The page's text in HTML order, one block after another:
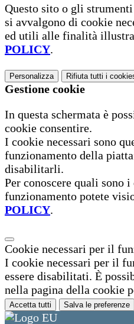
Questo sito o gli
si avvalgono di cookie
ed utili alle finalità
POLICY.
Personalizza Rifiuta tutti i
Gestione cookie
In questa schermata è
cookie consentire.
I cookie necessari sono
funzionamento della
disabilitarli.
Per conoscere quali sono
funzionamento potete
POLICY.
Cookie necessari per il
I cookie necessari per il
essere disabilitati. È
nella pagina della cookie
Accetta tutti Salva le preferenze